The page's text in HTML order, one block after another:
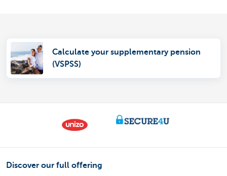
Calculate your supplementary pension
(VSPSS)
Discover our full offering